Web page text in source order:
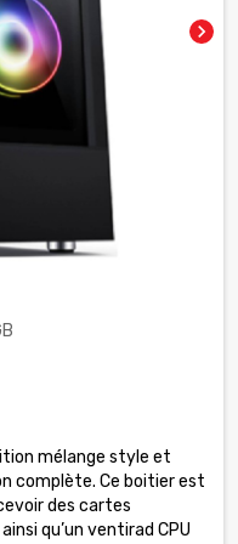
chevron_right
mélange style et
complète. Ce boitier est
des cartes
qu’un ventirad CPU